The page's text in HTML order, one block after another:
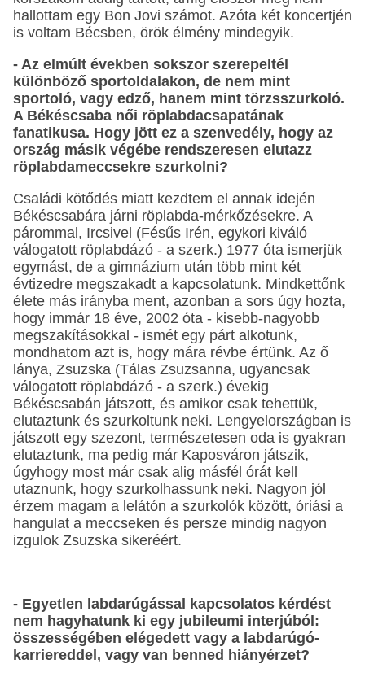
hallottam egy Bon Jovi számot. Azóta két koncertjén
is voltam Bécsben, örök élmény mindegyik.
- Az elmúlt években sokszor szerepeltél
különböző sportoldalakon, de nem mint
sportoló, vagy edző, hanem mint törzsszurkoló.
A Békéscsaba női röplabdacsapatának
fanatikusa. Hogy jött ez a szenvedély, hogy az
ország másik végébe rendszeresen elutazz
röplabdameccsekre szurkolni?
Családi kötődés miatt kezdtem el annak idején
Békéscsabára járni röplabda-mérkőzésekre. A
párommal, Ircsivel (Fésűs Irén, egykori kiváló
válogatott röplabdázó - a szerk.) 1977 óta ismerjük
egymást, de a gimnázium után több mint két
évtizedre megszakadt a kapcsolatunk. Mindkettőnk
élete más irányba ment, azonban a sors úgy hozta,
hogy immár 18 éve, 2002 óta - kisebb-nagyobb
megszakításokkal - ismét egy párt alkotunk,
mondhatom azt is, hogy mára révbe értünk. Az ő
lánya, Zsuzska (Tálas Zsuzsanna, ugyancsak
válogatott röplabdázó - a szerk.) évekig
Békéscsabán játszott, és amikor csak tehettük,
elutaztunk és szurkoltunk neki. Lengyelországban is
játszott egy szezont, természetesen oda is gyakran
elutaztunk, ma pedig már Kaposváron játszik,
úgyhogy most már csak alig másfél órát kell
utaznunk, hogy szurkolhassunk neki. Nagyon jól
érzem magam a lelátón a szurkolók között, óriási a
hangulat a meccseken és persze mindig nagyon
izgulok Zsuzska sikeréért.
- Egyetlen labdarúgással kapcsolatos kérdést
nem hagyhatunk ki egy jubileumi interjúból:
összességében elégedett vagy a labdarúgó-
karriereddel, vagy van benned hiányérzet?